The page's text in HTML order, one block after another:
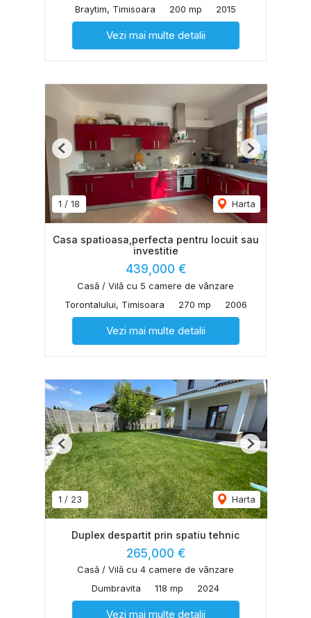
Braytim, Timisoara
200 mp 2015
Vezi mai multe detalii
1 / 18 Harta
Previous Next
Casa spatioasa,perfecta pentru locuit sau
investitie
439,000 €
Casă / Vilă cu 5 camere de vânzare
Torontalului, Timisoara
270 mp 2006
Vezi mai multe detalii
1 / 23 Harta
Previous Next
Duplex despartit prin spatiu tehnic
265,000 €
Casă / Vilă cu 4 camere de vânzare
Dumbravita
118 mp 2024
Vezi mai multe detalii